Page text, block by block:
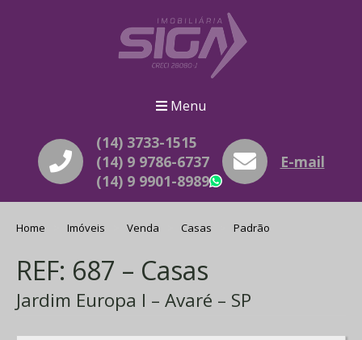
Menu
(14) 3733-1515
(14) 9 9786-6737
(14) 9 9901-8989
WhatsApp
E-mail
Home Imóveis Venda Casas Padrão
REF: 687 – Casas
Jardim Europa I – Avaré – SP